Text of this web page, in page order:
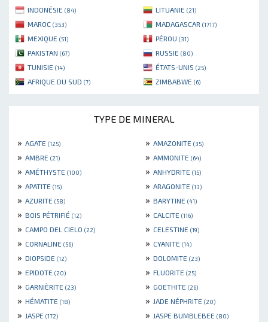
INDONÉSIE (84) LITUANIE (21)
MAROC (353) MADAGASCAR (1717)
MEXIQUE (51) PÉROU (31)
PAKISTAN (67) RUSSIE (80)
TUNISIE (14) ÉTATS-UNIS (25)
AFRIQUE DU SUD (7) ZIMBABWE (6)
TYPE DE MINERAL
» AGATE (125) » AMAZONITE (35)
» AMBRE (21) » AMMONITE (64)
» AMÉTHYSTE (100) » ANHYDRITE (15)
» APATITE (15) » ARAGONITE (13)
» AZURITE (58) » BARYTINE (41)
» BOIS PÉTRIFIÉ (12) » CALCITE (116)
» CAMPO DEL CIELO (22) » CELESTINE (19)
» CORNALINE (56) » CYANITE (14)
» DIOPSIDE (12) » DOLOMITE (23)
» EPIDOTE (20) » FLUORITE (25)
» GARNIÈRITE (23) » GOETHITE (26)
» HÉMATITE (18) » JADE NÉPHRITE (20)
» JASPE (172) » JASPE BUMBLEBEE (80)